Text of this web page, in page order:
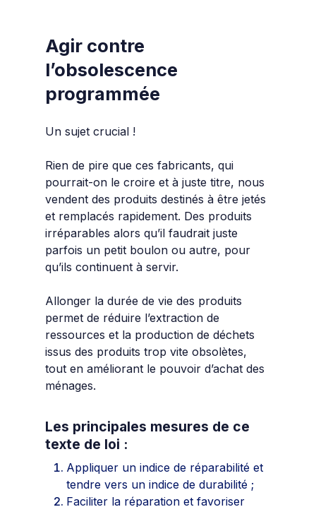
Agir contre
l’obsolescence
programmée
Un sujet crucial !
Rien de pire que ces fabricants, qui
pourrait-on le croire et à juste titre, nous
vendent des produits destinés à être jetés
et remplacés rapidement. Des produits
irréparables alors qu’il faudrait juste
parfois un petit boulon ou autre, pour
qu’ils continuent à servir.
Allonger la durée de vie des produits
permet de réduire l’extraction de
ressources et la production de déchets
issus des produits trop vite obsolètes,
tout en améliorant le pouvoir d’achat des
ménages.
Les principales mesures de ce
texte de loi :
Appliquer un indice de réparabilité et
tendre vers un indice de durabilité ;
Faciliter la réparation et favoriser